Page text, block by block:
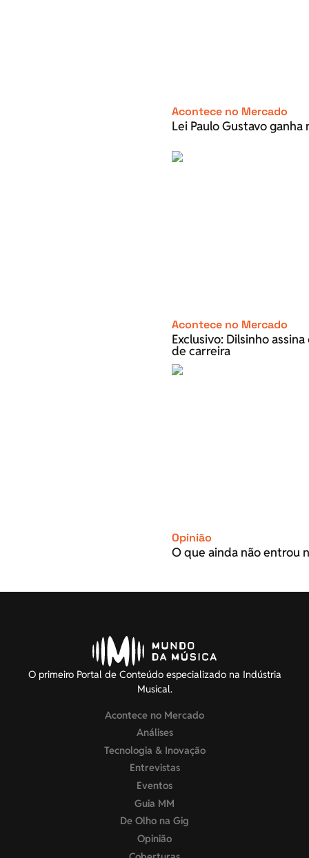
Acontece no Mercado
Lei Paulo Gustavo
Acontece no Mercado
Exclusivo: Dilsinho
de carreira
Opinião
O que ainda não entrou
O primeiro Portal de Conteúdo especializado na Indústria
Musical.
Acontece no Mercado
Análises
Tecnologia & Inovação
Entrevistas
Eventos
Guia MM
De Olho na Gig
Opinião